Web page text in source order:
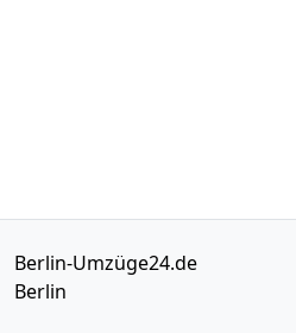
Berlin-Umzüge24.de
Berlin